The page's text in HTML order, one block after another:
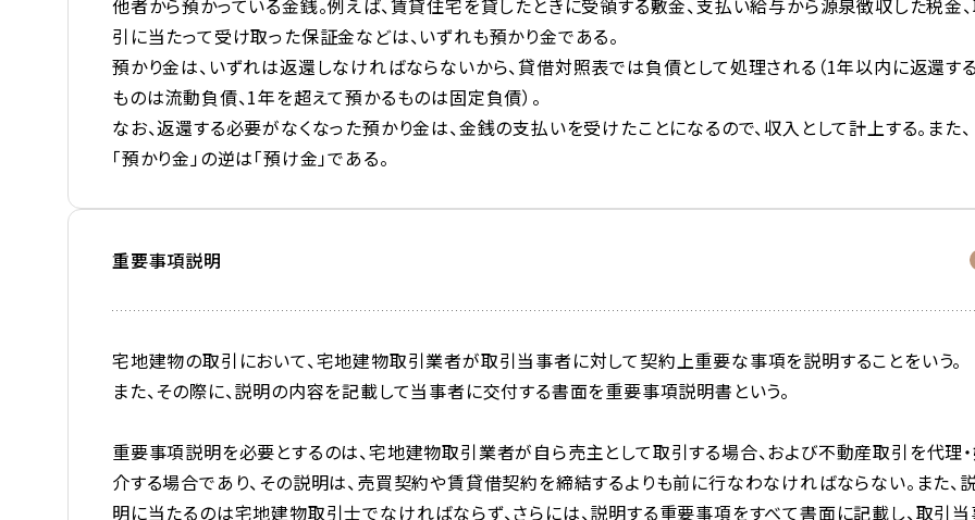
他者から預かっている金銭。例えば、賃貸住宅を貸したときに受領する敷金、支払い給与から源泉徴収した税金
引に当たって受け取った保証金などは、いずれも預かり金である。
預かり金は、いずれは返還しなければならないから、貸借対照表では負債として処理される（1年以内に返還する
ものは流動負債、1年を超えて預かるものは固定負債）。
なお、返還する必要がなくなった預かり金は、金銭の支払いを受けたことになるので、収入として計上する。また、
「預かり金」の逆は「預け金」である。
重要事項説明
宅地建物の取引において、宅地建物取引業者が取引当事者に対して契約上重要な事項を説明することをいう。
また、その際に、説明の内容を記載して当事者に交付する書面を重要事項説明書という。
重要事項説明を必要とするのは、宅地建物取引業者が自ら売主として取引する場合、および不動産取引を代理
介する場合であり、その説明は、売買契約や賃貸借契約を締結するよりも前に行なわなければならない。また、
明に当たるのは宅地建物取引士でなければならず、さらには、説明する重要事項をすべて書面に記載し、取引